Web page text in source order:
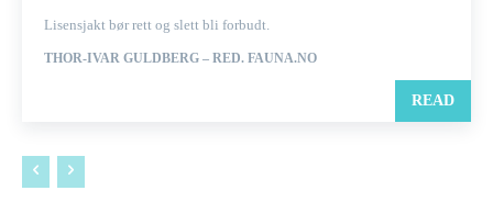
Lisensjakt bør rett og slett bli forbudt.
THOR-IVAR GULDBERG – RED. FAUNA.NO
READ